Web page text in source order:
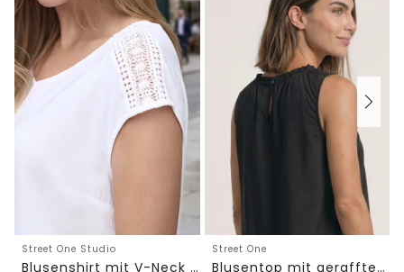
Street One Studio
Blusenshirt mit V-Neck und Spitze
Street One
Blusentop mit gerafftem Rundhals